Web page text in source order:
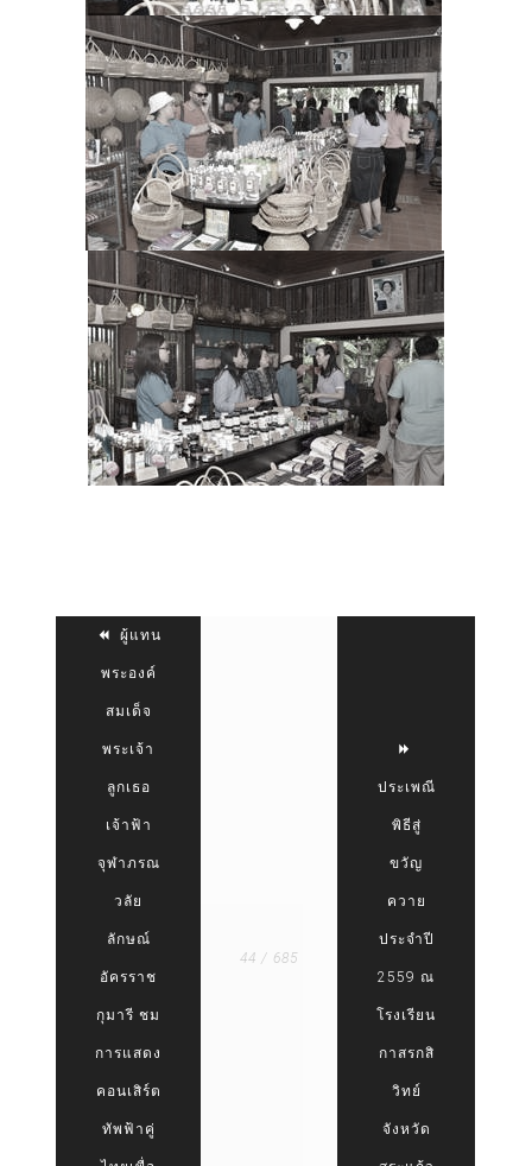
ผู้แทน
พระองค์
สมเด็จ
พระเจ้า
ลูกเธอ
เจ้าฟ้า
จุฬาภรณ
วลัย
ลักษณ์
อัครราช
กุมารี ชม
การแสดง
คอนเสิร์ต
ทัพฟ้าคู่
44 / 685
ประเพณี
พิธีสู่
ขวัญ
ควาย
ประจำปี
2559 ณ
โรงเรียน
กาสรกสิ
วิทย์
จังหวัด